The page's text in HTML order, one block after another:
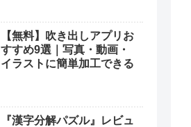
【無料】吹き出しアプリお
すすめ9選｜写真・動画・
イラストに簡単加工できる
『漢字分解パズル』レビュ